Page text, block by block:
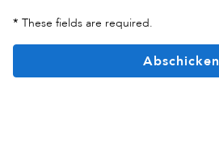
* These fields are required.
Abschicken